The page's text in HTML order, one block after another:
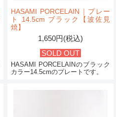
HASAMI PORCELAIN｜プレー
ト 14.5cm ブラック【波佐見
焼】
1,650円(税込)
SOLD OUT
HASAMI PORCELAINのブラック
カラー14.5cmのプレートです。